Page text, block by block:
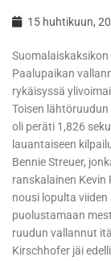
15 huhtikuun,
Paalupaikan
rykäisyssä
Toisen
oli peräti 1,826
lauantaiseen
Bennie Streuer,
ranskalainen
nousi lopulta
puolustamaan
ruudun vallannut
Kirschhofer jäi